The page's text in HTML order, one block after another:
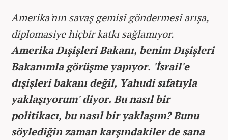
Amerika'nın savaş gemisi göndermesi arışa,
diplomasiye hiçbir katkı sağlamıyor.
Amerika Dışişleri Bakanı, benim Dışişleri
Bakanımla görüşme yapıyor. 'İsrail'e
dışişleri bakanı değil, Yahudi sıfatıyla
yaklaşıyorum' diyor. Bu nasıl bir
politikacı, bu nasıl bir yaklaşım? Bunu
söylediğin zaman karşındakiler de sana